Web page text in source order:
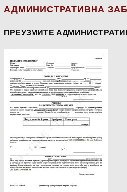
АДМИНИСТРАТИВНА
ПРЕУЗМИТЕ